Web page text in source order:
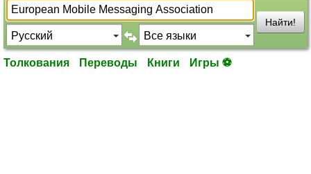
Найти!
Толкования Переводы Книги Игры ⚽